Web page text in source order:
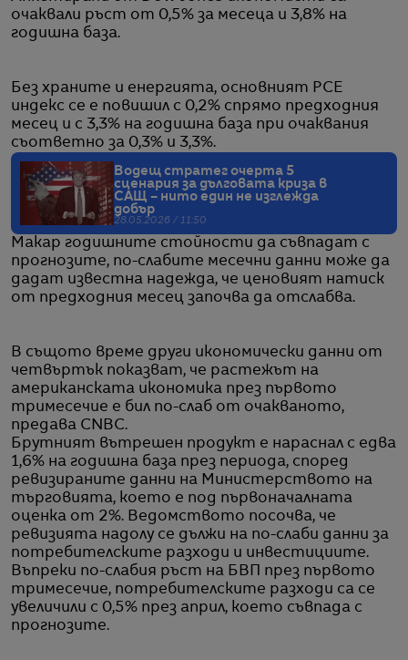
очаквали ръст от 0,5% за месеца и 3,8% на
годишна база.
Без храните и енергията, основният PCE
индекс се е повишил с 0,2% спрямо предходния
месец и с 3,3% на годишна база при очаквания
съответно за 0,3% и 3,3%.
Водещ стратег очерта 5
сценария за дълговата криза в
САЩ – нито един не изглежда
добър
28.05.2026 / 11:50
Макар годишните стойности да съвпадат с
прогнозите, по-слабите месечни данни може да
дадат известна надежда, че ценовият натиск
от предходния месец започва да отслабва.
В същото време други икономически данни от
четвъртък показват, че растежът на
американската икономика през първото
тримесечие е бил по-слаб от очакваното,
предава CNBC.
Брутният вътрешен продукт е нараснал с едва
1,6% на годишна база през периода, според
ревизираните данни на Министерството на
търговията, което е под първоначалната
оценка от 2%. Ведомството посочва, че
ревизията надолу се дължи на по-слаби данни за
потребителските разходи и инвестициите.
Въпреки по-слабия ръст на БВП през първото
тримесечие, потребителските разходи са се
увеличили с 0,5% през април, което съвпада с
прогнозите.